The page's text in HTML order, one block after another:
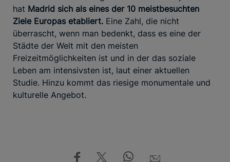
hat Madrid sich als eines der 10 meistbesuchten
Ziele Europas etabliert. Eine Zahl, die nicht
überrascht, wenn man bedenkt, dass es eine der
Städte der Welt mit den meisten
Freizeitmöglichkeiten ist und in der das soziale
Leben am intensivsten ist, laut einer aktuellen
Studie. Hinzu kommt das riesige monumentale und
kulturelle Angebot.